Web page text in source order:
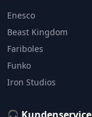
Enesco
Beast Kingdom
Fariboles
Funko
Iron Studios